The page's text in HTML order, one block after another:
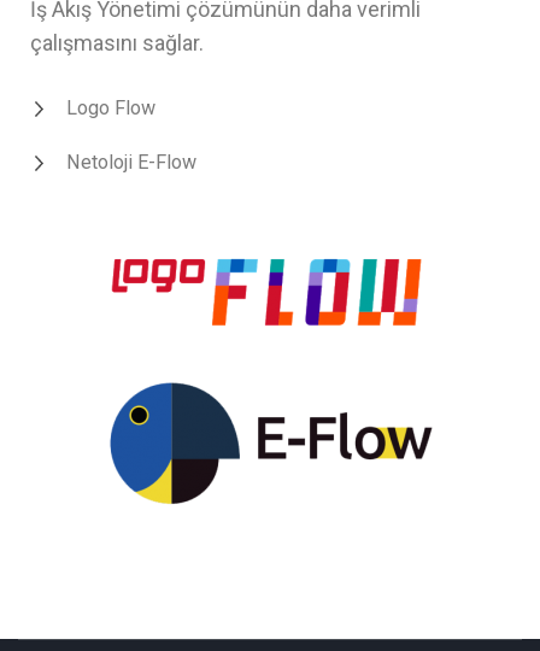
İş Akış Yönetimi çözümünün daha verimli
çalışmasını sağlar.
Logo Flow
Netoloji E-Flow